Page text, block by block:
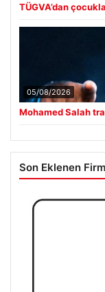
TÜGVA’dan
05/08/2026
Mohamed Salah
Son Eklenen